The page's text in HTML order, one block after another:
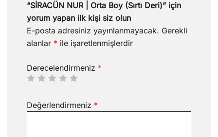
“SİRACÜN NUR | Orta Boy (Sırtı Deri)” için
yorum yapan ilk kişi siz olun
E-posta adresiniz yayınlanmayacak. Gerekli
alanlar * ile işaretlenmişlerdir
Derecelendirmeniz *
Değerlendirmeniz *